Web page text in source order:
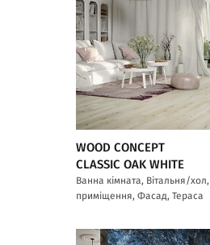
WOOD CONCEPT
CLASSIC OAK WHITE
Ванна кімната, Вітальня/
приміщення, Фасад, Тераса